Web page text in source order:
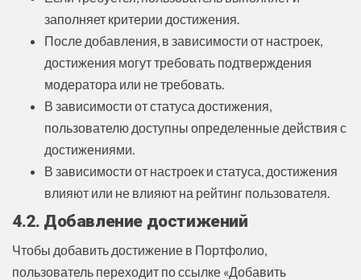
заполняет критерии достижения.
После добавления, в зависимости от настроек,
достижения могут требовать подтверждения
модератора или не требовать.
В зависимости от статуса достижения,
пользователю доступны определенные действия с
достижениями.
В зависимости от настроек и статуса, достижения
влияют или не влияют на рейтинг пользователя.
4.2. Добавление достижений
Чтобы добавить достижение в Портфолио,
пользователь переходит по ссылке «Добавить